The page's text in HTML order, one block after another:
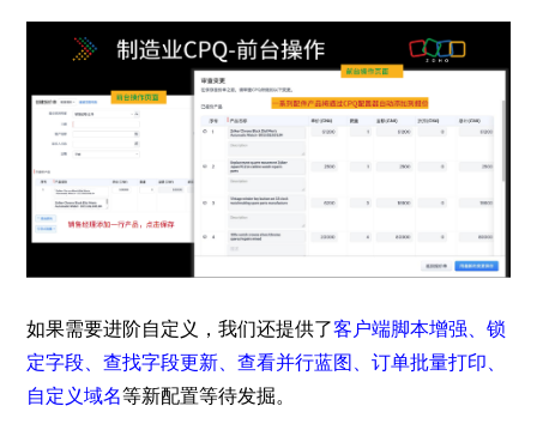
如果需要进阶自定义，我们还提供了客户端脚本增强、锁
定字段、查找字段更新、查看并行蓝图、订单批量打印、
自定义域名等新配置等待发掘。